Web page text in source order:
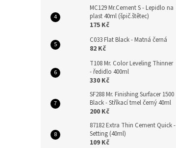
MC129 Mr.Cement S - Lepidlo na
plast 40ml (špič.štětec)
175 Kč
C033 Flat Black - Matná černá
82 Kč
T108 Mr. Color Leveling Thinner
- ředidlo 400ml
330 Kč
SF288 Mr. Finishing Surfacer 1500
Black - Stříkací tmel černý 40ml
200 Kč
87182 Extra Thin Cement Quick -
Setting (40ml)
109 Kč